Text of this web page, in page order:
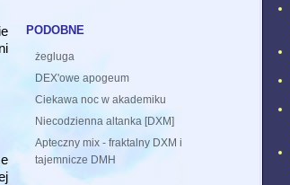
podobne
żegluga
DEX'owe apogeum
Ciekawa noc w akademiku
Niecodzienna altanka [DXM]
Apteczny mix - fraktalny DXM i
tajemnicze DMH